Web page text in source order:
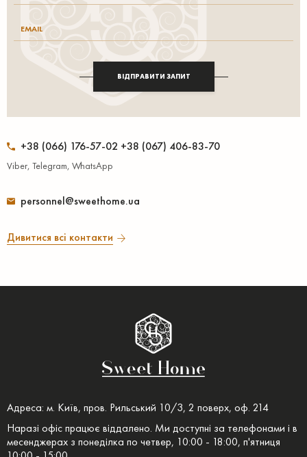
+38 (066) 176-57-02 +38 (067) 406-83-70
Viber, Telegram, WhatsApp
personnel@sweethome.ua
Дивитися всі контакти
ВІДПРАВИТИ ЗАПИТ
Адреса: м. Київ, пров. Рильський 10/3, 2 поверх, оф. 214
Наразі офіс працює віддалено. Ми доступні за телефонами і в
месенджерах з понеділка по четвер, 10:00 - 18:00, п'ятниця